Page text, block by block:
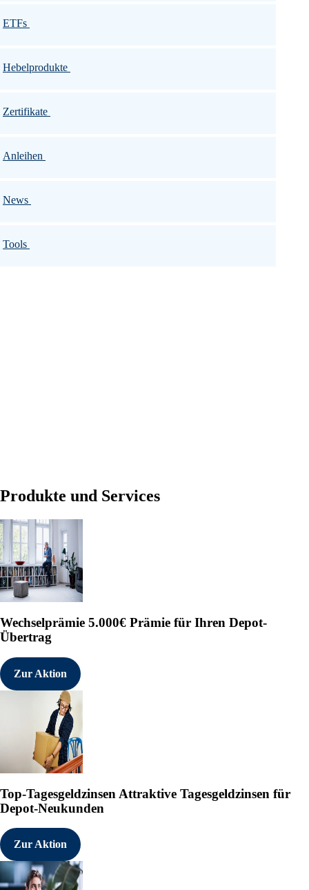
ETFs
Hebelprodukte
Zertifikate
Anleihen
News
Tools
Produkte und Services
Wechselprämie 5.000€ Prämie für Ihren Depot-
Übertrag
Zur Aktion
Top-Tagesgeldzinsen Attraktive Tagesgeldzinsen für
Depot-Neukunden
Zur Aktion